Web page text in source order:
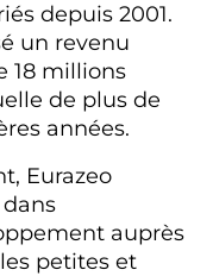
depuis 2001.
un revenu
18 millions
de plus de
années.
Eurazeo
auprès
petites et